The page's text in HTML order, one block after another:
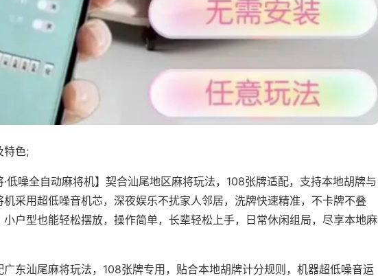
特色;
·低噪全自动麻将机】契合汕尾地区麻将玩法，108张牌适配，支持本地胡牌与
采用超低噪音机芯，深夜娱乐不扰家人邻居，洗牌快速精准，不卡牌不叠
小户型也能轻松摆放，操作简单，长辈轻松上手，日常休闲组局，尽享本地麻
广东汕尾麻将玩法，108张牌专用，贴合本地胡牌计分规则，机器超低噪音运